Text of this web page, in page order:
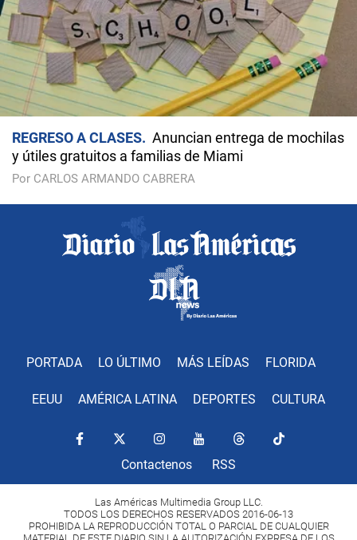
REGRESO A CLASES
Anuncian entrega de mochilas
y útiles gratuitos a familias de Miami
Por CARLOS ARMANDO CABRERA
PORTADA LO ÚLTIMO MÁS LEÍDAS FLORIDA
EEUU AMÉRICA LATINA DEPORTES CULTURA
Contactenos RSS
Las Américas Multimedia Group LLC.
TODOS LOS DERECHOS RESERVADOS 2016-06-13
PROHIBIDA LA REPRODUCCIÓN TOTAL O PARCIAL DE CUALQUIER